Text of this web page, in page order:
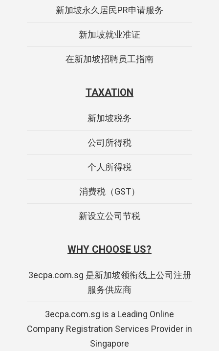
新加坡永久居民PR申请服务
新加坡就业准证
在新加坡招聘员工指南
TAXATION
新加坡税务
公司所得税
个人所得税
消费税（GST）
新设立公司节税
WHY CHOOSE US?
3ecpa.com.sg 是新加坡领衔线上公司注册
服务供应商
3ecpa.com.sg is a Leading Online
Company Registration Services Provider in
Singapore